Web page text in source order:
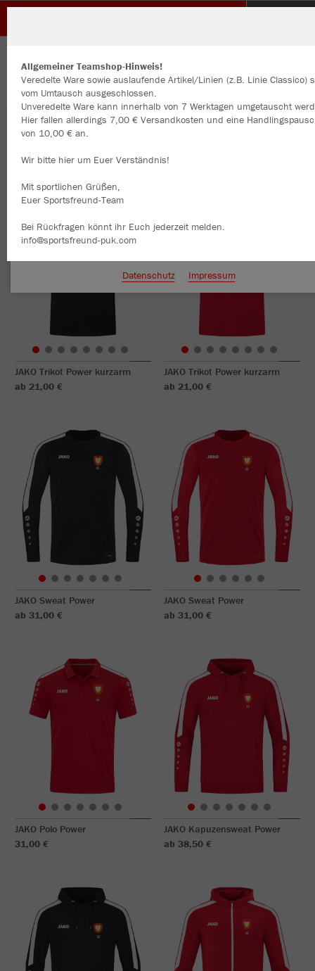
Nachhaltig Farbe
JAKO Trikot Power kurzarm
ab 21,00 €
JAKO Trikot Power kurzarm
ab 21,00 €
JAKO Sweat Power
ab 31,00 €
JAKO Sweat Power
ab 31,00 €
JAKO Polo Power
31,00 €
JAKO Kapuzensweat Power
ab 38,50 €
Allgemeiner Teamshop-Hinweis!
Veredelte Ware sowie auslaufende Artikel/Linien (z.B. Linie Classico)
vom Umtausch ausgeschlossen.
Unveredelte Ware kann innerhalb von 7 Werktagen umgetauscht
Hier fallen allerdings 7,00 € Versandkosten und eine
von 10,00 € an.
Wir bitte hier um Euer Verständnis!
Mit sportlichen Grüßen,
Euer Sportsfreund-Team
Bei Rückfragen könnt ihr Euch jederzeit melden.
info@sportsfreund-puk.com
Wir verwenden Cookies
Durch die Analyse der Besucherdaten können wir dir personalisierte
zu den Cookies findest Du in den Einstellungen.
Alle ablehnen
Datenschutz
Impressum